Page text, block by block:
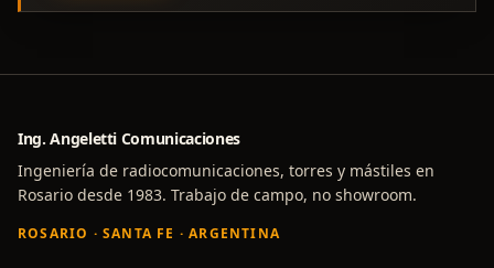
Ing. Angeletti Comunicaciones
Ingeniería de radiocomunicaciones, torres y mástiles en
Rosario desde 1983. Trabajo de campo, no showroom.
ROSARIO · SANTA FE · ARGENTINA